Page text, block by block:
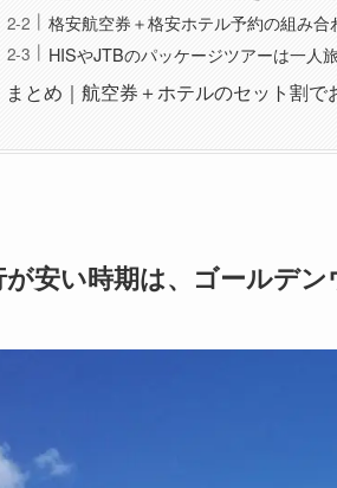
格安航空券＋格安ホテル予約の組み合
HISやJTBのパッケージツアーは一人
まとめ｜航空券＋ホテルのセット割
安い時期は、ゴールデ